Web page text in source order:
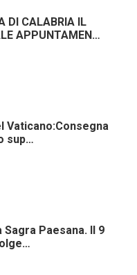
DI CALABRIA IL
APPUNTAMEN…
Vaticano:Consegna
sup…
Paesana. Il 9